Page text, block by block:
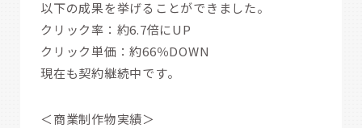
以下の成果を挙げることができました。
クリック率：約6.7倍にUP
クリック単価：約66％DOWN
現在も契約継続中です。
＜商業制作物実績＞